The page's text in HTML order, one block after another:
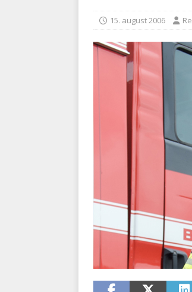
15. august 2006